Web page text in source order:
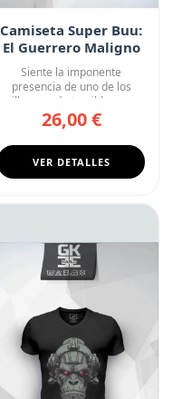
Camiseta Super Buu:
El Guerrero Maligno
Siente la imponente
presencia de uno de los
villanos más temibles con
esta ca...
26,00 €
VER DETALLES